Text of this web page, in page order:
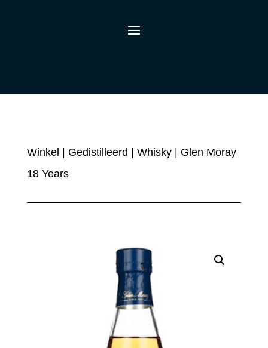
Winkel Gedistilleerd Whisky| Glen Moray
18 Years